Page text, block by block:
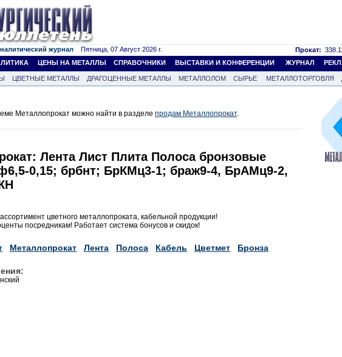
журнал Пятница, 07 Август 2026 г. Прокат:
ЦЕНЫ НА МЕТАЛЛЫ СПРАВОЧНИКИ ВЫСТАВКИ И КОНФЕРЕНЦИИ ЖУРНАЛ
ЦВЕТНЫЕ МЕТАЛЛЫ ДРАГОЦЕННЫЕ МЕТАЛЛЫ МЕТАЛЛОЛОМ СЫРЬЕ МЕТАЛЛОТОРГОВЛЯ
Металлопрокат можно найти в разделе продам Металлопрокат.
Лента Лист Плита Полоса бронзовые
0,15; брбнт; БрКМц3-1; браж9-4, БрАМц9-2,
цветного металлопроката, кабельной продукции!
посредникам! Работает система бонусов и скидок!
Металлопрокат Лента Полоса Кабель Цветмет Бронза